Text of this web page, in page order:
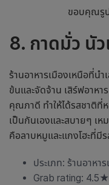
ขอบคุณรู
8. กาดมั่ว นั
ร้านอาหารเมืองเหนือที่นำ
ข้นและจัดจ้าน เสิร์ฟอาห
คุณภาดี ทำให้ได้รสชาติที่
เป็นกันเองและสบายๆ เห
คือลาบหมูและแกงโฮะที่มี
ประเภท: ร้านอาหาร
Grab rating: 4.5★